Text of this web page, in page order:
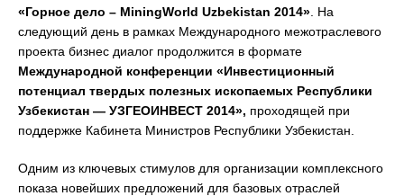
«Горное дело – MiningWorld Uzbekistan 2014» . На
следующий день в рамках Международного межотраслевого
проекта бизнес диалог продолжится в формате
Международной конференции «Инвестиционный
потенциал твердых полезных ископаемых Республики
Узбекистан — УЗГЕОИНВЕСТ 2014», проходящей при
поддержке Кабинета Министров Республики Узбекистан.
Одним из ключевых стимулов для организации комплексного
показа новейших предложений для базовых отраслей